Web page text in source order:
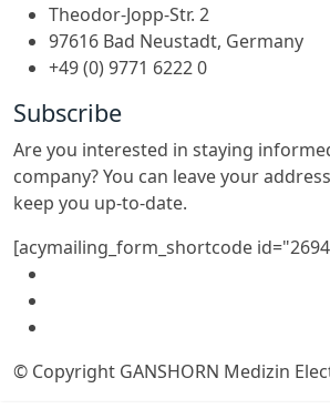
Theodor-Jopp-Str. 2
97616 Bad Neustadt, Germany
+49 (0) 9771 6222 0
Subscribe
Are you interested in staying
company? You can leave your
keep you up-to-date.
[acymailing_form_shortcode
© Copyright GANSHORN Medizin